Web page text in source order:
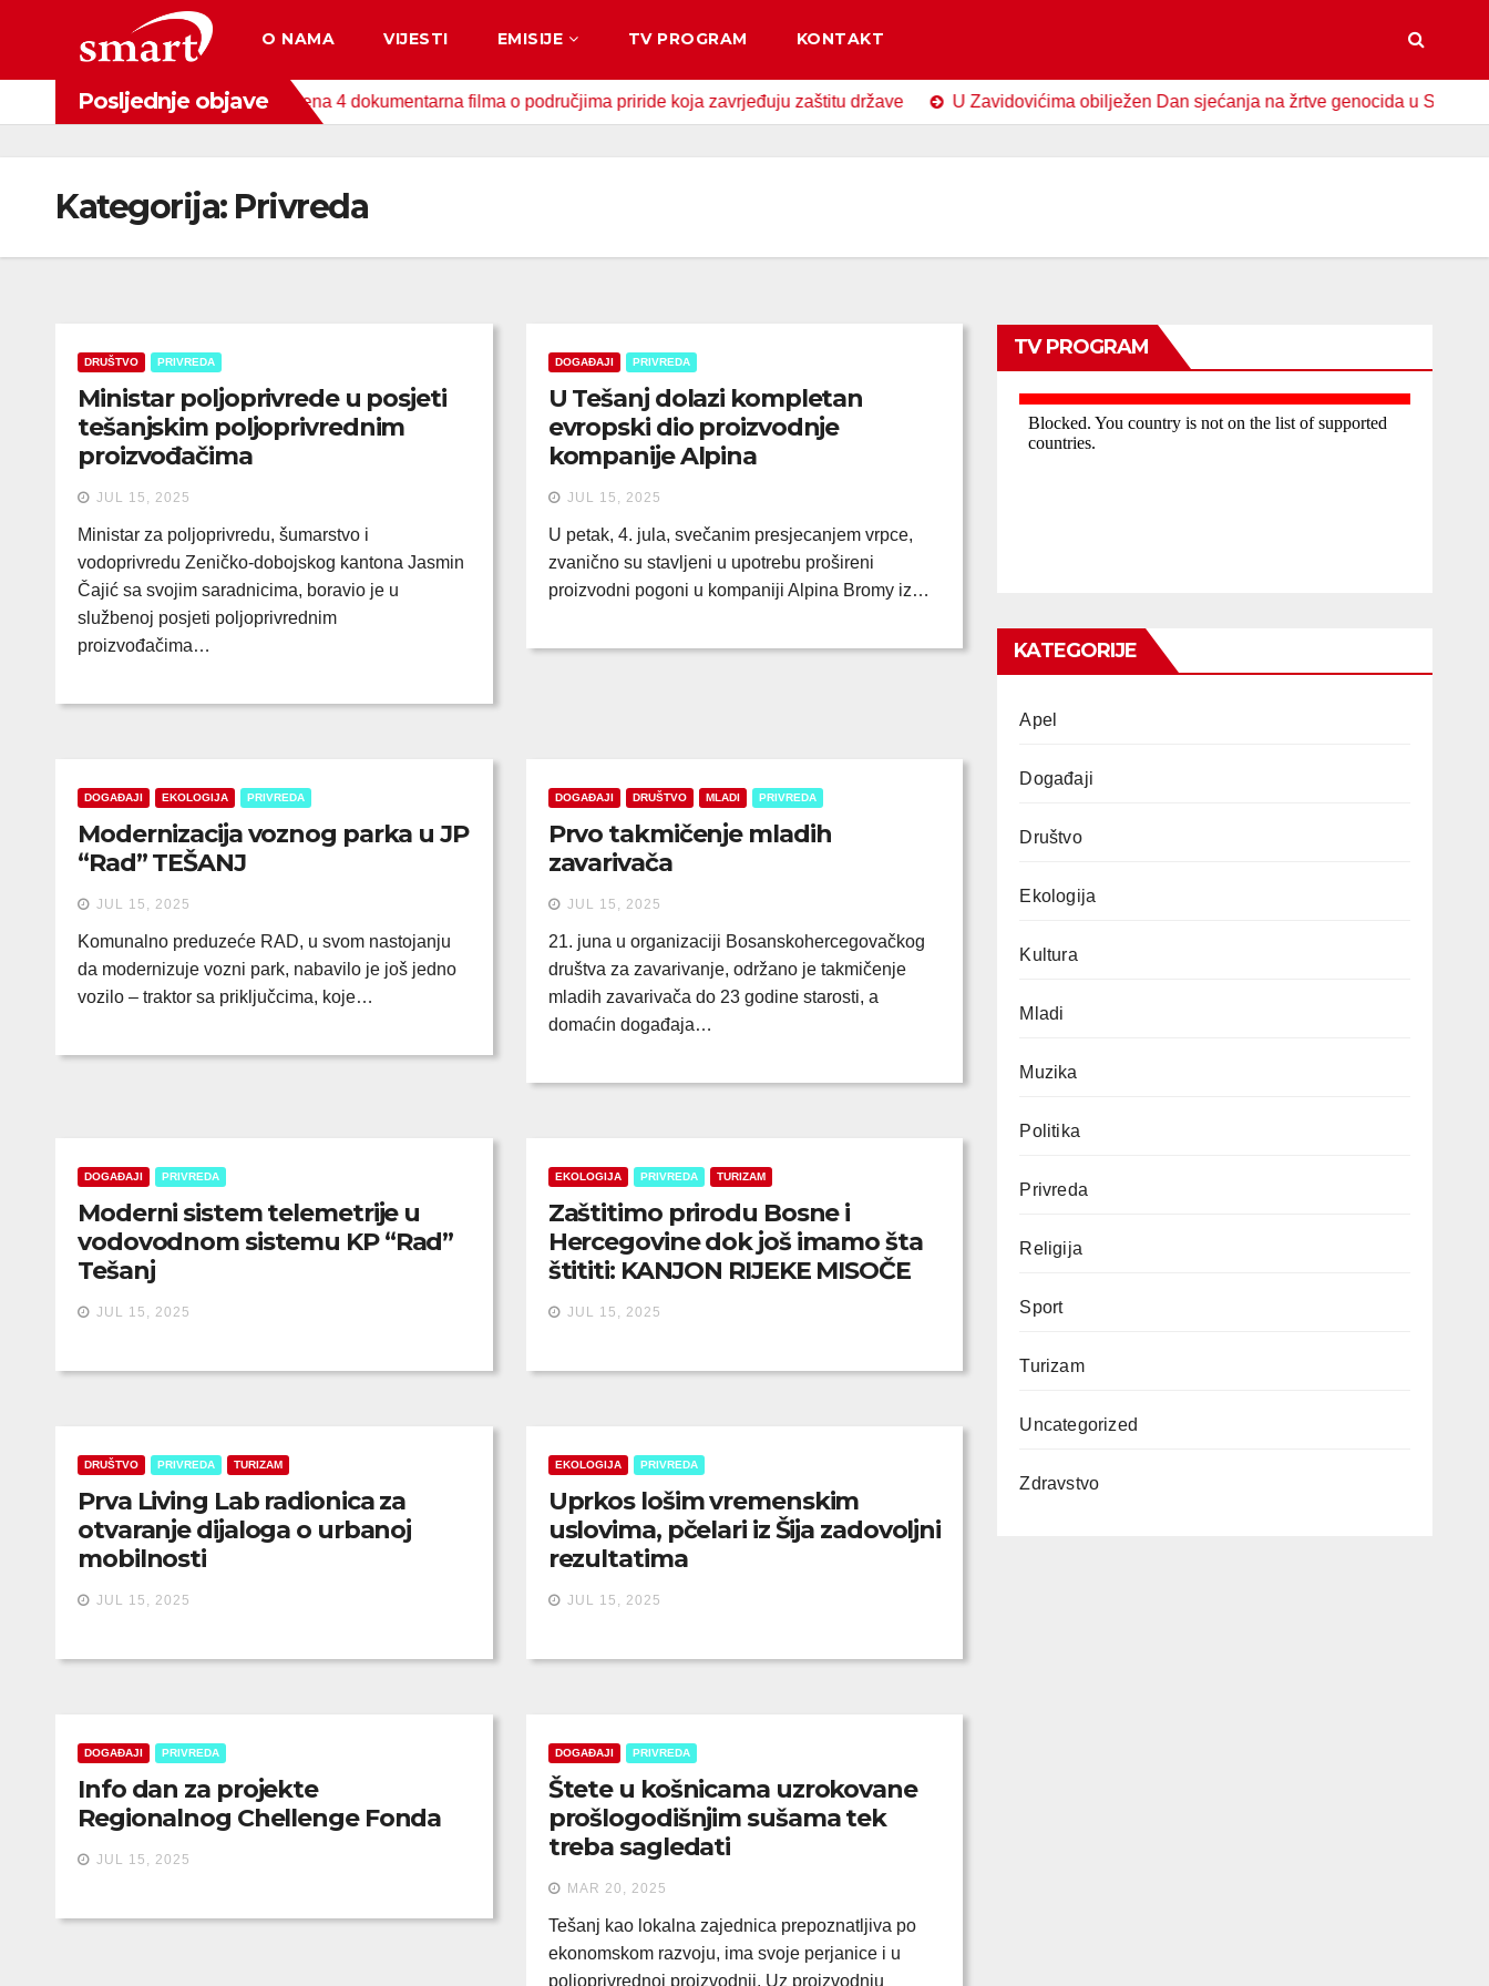
content
O NAMA VIJESTI EMISIJE TV PROGRAM KONTAKT
Posljednje objave
Fonda za zaštitu okoliša snimljena 4 dokumentarna filma o područjima priride koja zavrjeđuju zaštitu države U Zavidovićima obilježen Dan sjećanja na žrtve genocida u Srebrenici
Kategorija: Privreda
DRUŠTVO PRIVREDA
Ministar poljoprivrede u posjeti
tešanjskim poljoprivrednim
proizvođačima
JUL 15, 2025
Ministar za poljoprivredu, šumarstvo i
vodoprivredu Zeničko-dobojskog kantona Jasmin
Čajić sa svojim saradnicima, boravio je u
službenoj posjeti poljoprivrednim
proizvođačima…
DOGAĐAJI PRIVREDA
U Tešanj dolazi kompletan
evropski dio proizvodnje
kompanije Alpina
JUL 15, 2025
U petak, 4. jula, svečanim presjecanjem vrpce,
zvanično su stavljeni u upotrebu prošireni
proizvodni pogoni u kompaniji Alpina Bromy iz…
DOGAĐAJI EKOLOGIJA PRIVREDA
Modernizacija voznog parka u JP
“Rad” TEŠANJ
JUL 15, 2025
Komunalno preduzeće RAD, u svom nastojanju
da modernizuje vozni park, nabavilo je još jedno
vozilo – traktor sa priključcima, koje…
DOGAĐAJI DRUŠTVO MLADI PRIVREDA
Prvo takmičenje mladih
zavarivača
JUL 15, 2025
21. juna u organizaciji Bosanskohercegovačkog
društva za zavarivanje, održano je takmičenje
mladih zavarivača do 23 godine starosti, a
domaćin događaja…
DOGAĐAJI PRIVREDA
Moderni sistem telemetrije u
vodovodnom sistemu KP “Rad”
Tešanj
JUL 15, 2025
EKOLOGIJA PRIVREDA TURIZAM
Zaštitimo prirodu Bosne i
Hercegovine dok još imamo šta
štititi: KANJON RIJEKE MISOČE
JUL 15, 2025
DRUŠTVO PRIVREDA TURIZAM
Prva Living Lab radionica za
otvaranje dijaloga o urbanoj
mobilnosti
JUL 15, 2025
EKOLOGIJA PRIVREDA
Uprkos lošim vremenskim
uslovima, pčelari iz Šija zadovoljni
rezultatima
JUL 15, 2025
DOGAĐAJI PRIVREDA
Info dan za projekte
Regionalnog Chellenge Fonda
JUL 15, 2025
DOGAĐAJI PRIVREDA
Štete u košnicama uzrokovane
prošlogodišnjim sušama tek
treba sagledati
MAR 20, 2025
Tešanj kao lokalna zajednica prepoznatljiva po
ekonomskom razvoju, ima svoje perjanice i u
poljoprivrednoj proizvodnji. Uz proizvodnju
TV PROGRAM
KATEGORIJE
Apel
Događaji
Društvo
Ekologija
Kultura
Mladi
Muzika
Politika
Privreda
Religija
Sport
Turizam
Uncategorized
Zdravstvo